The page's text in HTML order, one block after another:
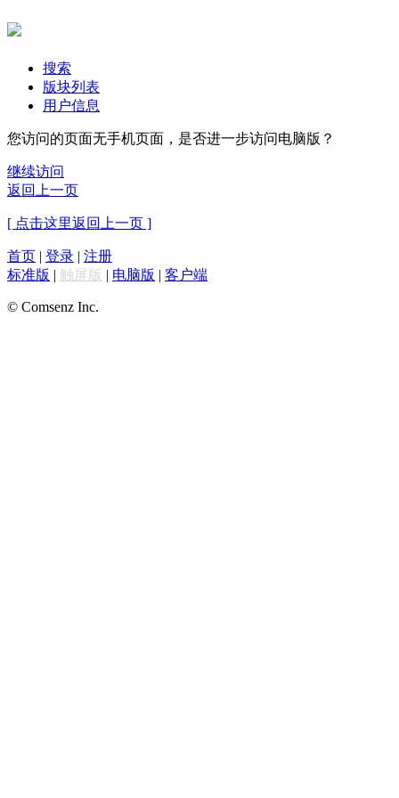
搜索
版块列表
用户信息
您访问的页面无手机页面，是否进一步访问电脑版？
继续访问
返回上一页
[ 点击这里返回上一页 ]
首页 | 登录 | 注册
标准版 | 触屏版 | 电脑版 | 客户端
© Comsenz Inc.